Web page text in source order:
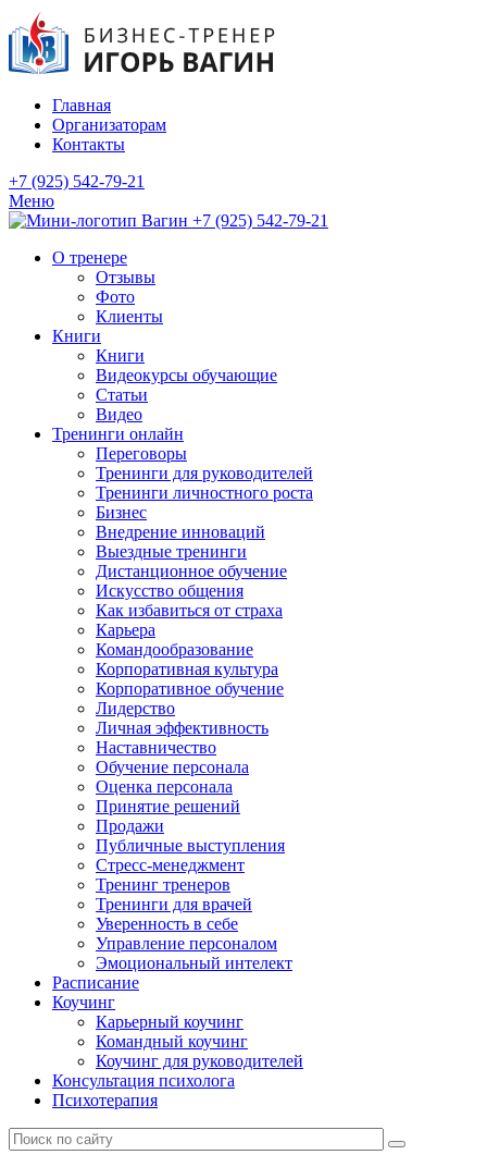
Главная
Организаторам
Контакты
+7 (925) 542-79-21
Меню
+7 (925) 542-79-21
О тренере
Отзывы
Фото
Клиенты
Книги
Книги
Видеокурсы обучающие
Статьи
Видео
Тренинги онлайн
Переговоры
Тренинги для руководителей
Тренинги личностного роста
Бизнес
Внедрение инноваций
Выездные тренинги
Дистанционное обучение
Искусство общения
Как избавиться от страха
Карьера
Командообразование
Корпоративная культура
Корпоративное обучение
Лидерство
Личная эффективность
Наставничество
Обучение персонала
Оценка персонала
Принятие решений
Продажи
Публичные выступления
Стресс-менеджмент
Тренинг тренеров
Тренинги для врачей
Уверенность в себе
Управление персоналом
Эмоциональный интелект
Расписание
Коучинг
Карьерный коучинг
Командный коучинг
Коучинг для руководителей
Консультация психолога
Психотерапия